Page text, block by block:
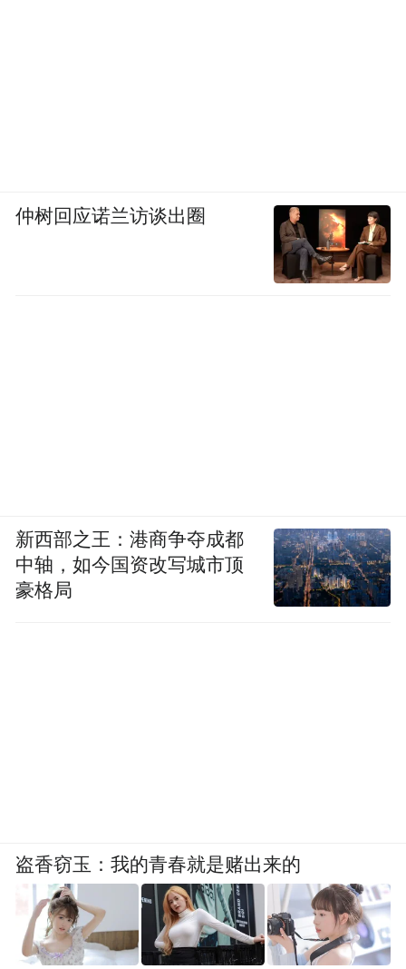
围。
仲树回应诺兰访谈出圈
新西部之王：港商争夺成都
中轴，如今国资改写城市顶
豪格局
盗香窃玉：我的青春就是赌出来的